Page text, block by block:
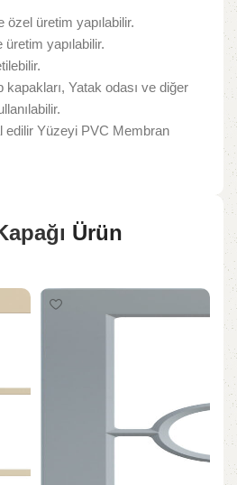
üretim yapılabilir.
yapılabilir.
Yatak odası ve diğer
edilir Yüzeyi PVC Membran
Ürün